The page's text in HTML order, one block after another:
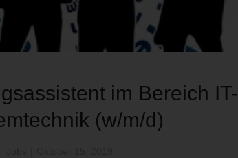
im Bereich IT-
(w/m/d)